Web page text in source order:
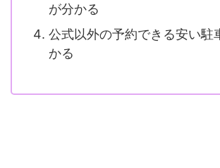
が分かる
公式以外の予約できる安い駐
かる